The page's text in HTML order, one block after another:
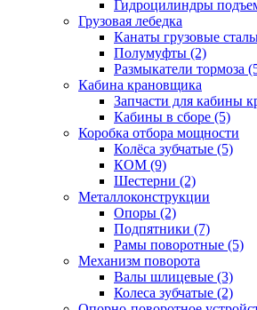
Гидроцилиндры
Грузовая лебедка
Канаты грузовые
Полумуфты (2)
Размыкатели тормоза
Кабина крановщика
Запчасти для кабины
Кабины в сборе (5)
Коробка отбора мощности
Колёса зубчатые (5)
КОМ (9)
Шестерни (2)
Металлоконструкции
Опоры (2)
Подпятники (7)
Рамы поворотные (5)
Механизм поворота
Валы шлицевые (3)
Колеса зубчатые (2)